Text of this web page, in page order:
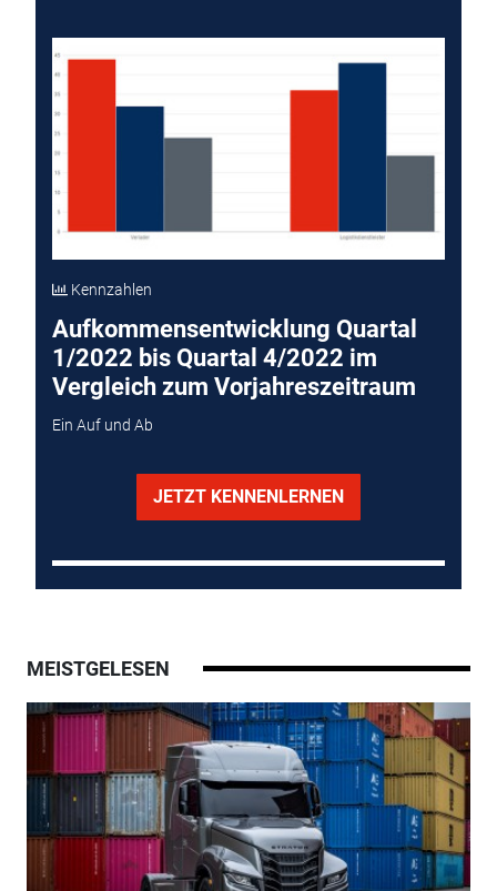
Kennzahlen
Aufkommensentwicklung Quartal
1/2022 bis Quartal 4/2022 im
Vergleich zum Vorjahreszeitraum
Ein Auf und Ab
JETZT KENNENLERNEN
MEISTGELESEN